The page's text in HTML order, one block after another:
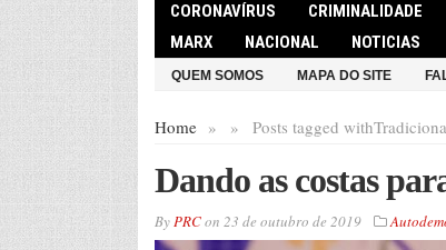
CORONAVÍRUS
CRIMINALIDADE
MARX
NACIONAL NOTICIAS
QUEM SOMOS MAPA DO SITE
Home » Posts tagged with
»
Dando as costas
ByPRCon 23 de outubro de 2019